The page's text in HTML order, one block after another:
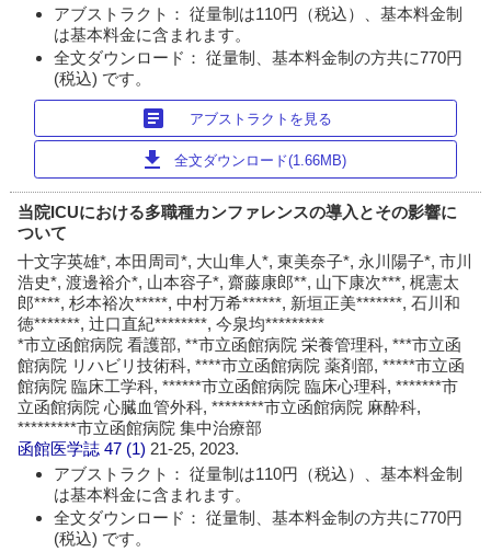
アブストラクト： 従量制は110円（税込）、基本料金制
は基本料金に含まれます。
全文ダウンロード： 従量制、基本料金制の方共に770円
(税込) です。
article アブストラクトを見る
download 全文ダウンロード(1.66MB)
当院ICUにおける多職種カンファレンスの導入とその影響に
ついて
十文字英雄*, 本田周司*, 大山隼人*, 東美奈子*, 永川陽子*, 市川
浩史*, 渡邊裕介*, 山本容子*, 齋藤康郎**, 山下康次***, 梶憲太
郎****, 杉本裕次*****, 中村万希******, 新垣正美*******, 石川和
徳*******, 辻口直紀********, 今泉均*********
*市立函館病院 看護部, **市立函館病院 栄養管理科, ***市立函
館病院 リハビリ技術科, ****市立函館病院 薬剤部, *****市立函
館病院 臨床工学科, ******市立函館病院 臨床心理科, *******市
立函館病院 心臓血管外科, ********市立函館病院 麻酔科,
*********市立函館病院 集中治療部
函館医学誌 47 (1)21-25, 2023.
アブストラクト： 従量制は110円（税込）、基本料金制
は基本料金に含まれます。
全文ダウンロード： 従量制、基本料金制の方共に770円
(税込) です。